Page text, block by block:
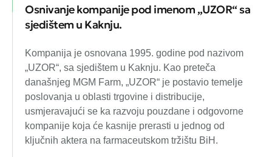
Osnivanje kompanije pod imenom „UZOR“ sa
sjedištem u Kaknju.
Kompanija je osnovana 1995. godine pod nazivom
„UZOR“, sa sjedištem u Kaknju. Kao preteča
današnjeg MGM Farm, „UZOR“ je postavio temelje
poslovanja u oblasti trgovine i distribucije,
usmjeravajući se ka razvoju pouzdane i odgovorne
kompanije koja će kasnije prerasti u jednog od
ključnih aktera na farmaceutskom tržištu BiH.